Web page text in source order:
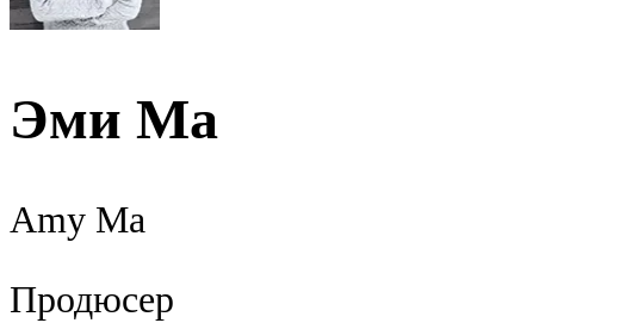
Эми Ма
Amy Ma
Продюсер